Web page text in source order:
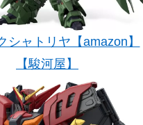
シャトリヤ【amazon】
【駿河屋】